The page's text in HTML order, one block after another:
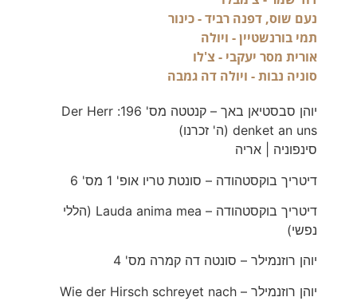
סוניה נבות - ויולה דה גמבה
יוהן סבסטיאן באך – קנטטה מס' 196: Der Herr
denket an uns (ה' זכרנו)
סינפוניה | אריה
דיטריך בוקסטהודה – סונטת טריו אופ' 1 מס' 6
דיטריך בוקסטהודה – Lauda anima mea (הללי
נפשי)
יוהן רוזנמילר – סונטה דה קמרה מס' 4
יוהן רוזנמילר – Wie der Hirsch schreyet nach